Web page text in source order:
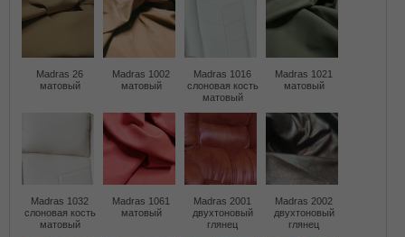
Madras 26
матовый
Madras 1002
матовый
Madras 1016
слоновая кость
матовый
Madras 1021
матовый
Madras 1032
слоновая кость
матовый
Madras 1061
матовый
Madras 2001
двухтоновый
глянец
Madras 2002
двухтоновый
глянец